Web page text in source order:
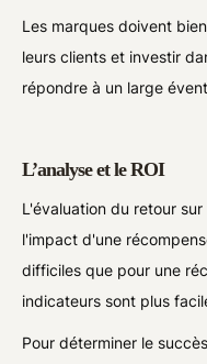
Les marques doivent
leurs clients et investir
répondre à un large
L’analyse et le ROI
L'évaluation du retour
l'impact d'une
difficiles que pour une
indicateurs sont plus
Pour déterminer le